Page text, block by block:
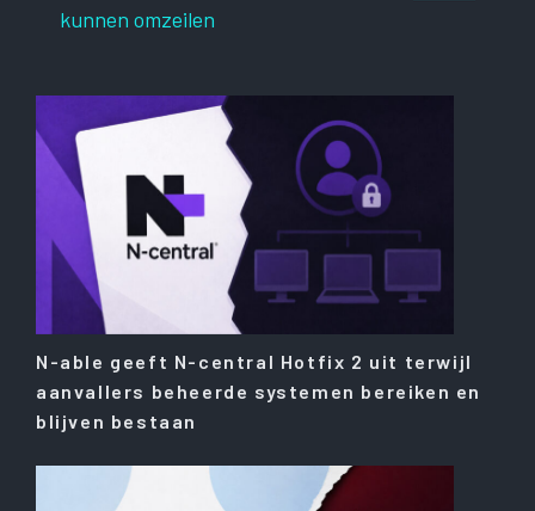
kunnen omzeilen
N-able geeft N-central Hotfix 2 uit terwijl
aanvallers beheerde systemen bereiken en
blijven bestaan